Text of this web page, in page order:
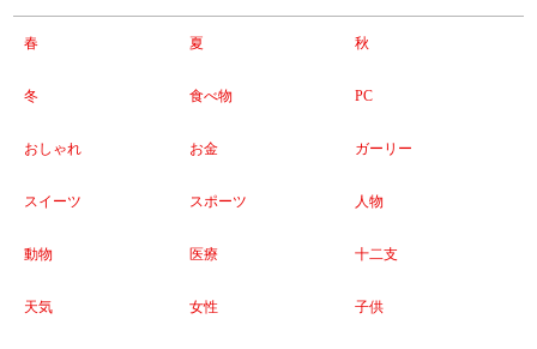
春 夏 秋
冬 食べ物 PC
おしゃれ お金 ガーリー
スイーツ スポーツ 人物
動物 医療 十二支
天気 女性 子供